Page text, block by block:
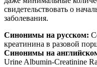
свидетельствовать о
заболевания.
Синонимы на русском:
креатинина в разовой
Синонимы на
Urine Albumin-Creatinine